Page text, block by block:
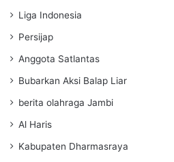
Liga Indonesia
Persijap
Anggota Satlantas
Bubarkan Aksi Balap Liar
berita olahraga Jambi
Al Haris
Kabupaten Dharmasraya